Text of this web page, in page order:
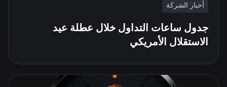
أخبار الشركة
جدول ساعات التداول خلال عطلة عيد
الاستقلال الأمريكي